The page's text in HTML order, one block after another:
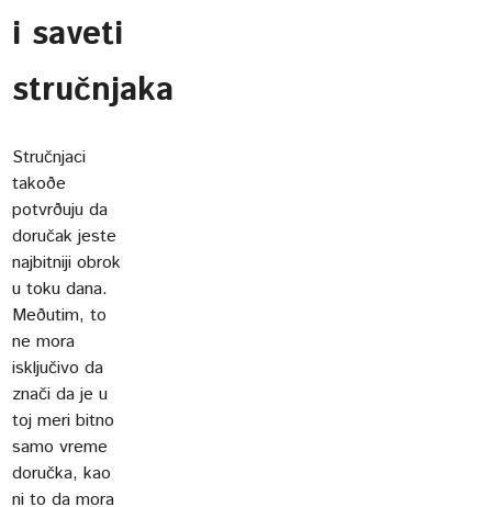
i saveti
stručnjaka
Stručnjaci
takoðe
potvrðuju da
doručak jeste
najbitniji obrok
u toku dana.
Meðutim, to
ne mora
isključivo da
znači da je u
toj meri bitno
samo vreme
doručka, kao
ni to da mora